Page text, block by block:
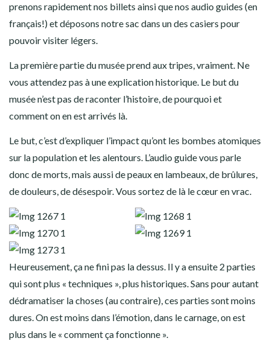
prenons rapidement nos billets ainsi que nos audio guides (en
français!) et déposons notre sac dans un des casiers pour
pouvoir visiter légers.
La première partie du musée prend aux tripes, vraiment. Ne
vous attendez pas à une explication historique. Le but du
musée n’est pas de raconter l’histoire, de pourquoi et
comment on en est arrivés là.
Le but, c’est d’expliquer l’impact qu’ont les bombes atomiques
sur la population et les alentours. L’audio guide vous parle
donc de morts, mais aussi de peaux en lambeaux, de brûlures,
de douleurs, de désespoir. Vous sortez de là le cœur en vrac.
Heureusement, ça ne fini pas la dessus. Il y a ensuite 2 parties
qui sont plus « techniques », plus historiques. Sans pour autant
dédramatiser la choses (au contraire), ces parties sont moins
dures. On est moins dans l’émotion, dans le carnage, on est
plus dans le « comment ça fonctionne ».